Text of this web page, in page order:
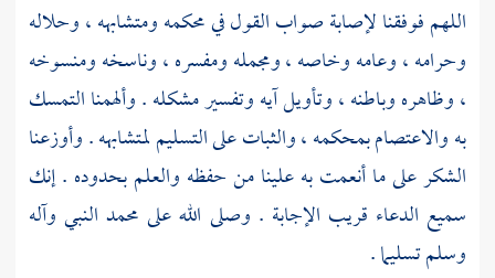
اللهم فوفقنا لإصابة صواب القول في محكمه ومتشابهه ، وحلاله
وحرامه ، وعامه وخاصه ، ومجمله ومفسره ، وناسخه ومنسوخه
، وظاهره وباطنه ، وتأويل آيه وتفسير مشكله . وألهمنا التمسك
به والاعتصام بمحكمه ، والثبات على التسليم لمتشابهه . وأوزعنا
الشكر على ما أنعمت به علينا من حفظه والعلم بحدوده . إنك
سميع الدعاء قريب الإجابة . وصلى الله على محمد النبي وآله
وسلم تسليما .